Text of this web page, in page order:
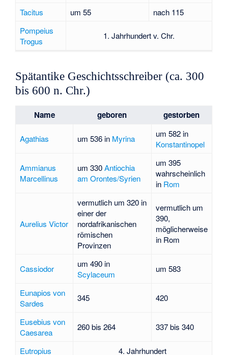
Tacitus
um 55
nach 115
Pompeius
Trogus
1. Jahrhundert v. Chr.
Spätantike Geschichtsschreiber (ca. 300
bis 600 n. Chr.)
Name geboren gestorben
Agathias um 536 in Myrina
um 582 in
Konstantinopel
Ammianus
Marcellinus
um 330Antiochia
am Orontes/Syrien
um 395
wahrscheinlich
in Rom
Aurelius Victor
vermutlich um 320 in
einer der
nordafrikanischen
römischen
Provinzen
vermutlich um
390,
möglicherweise
in Rom
Cassiodor
um 490 in
Scylaceum
um 583
Eunapios von
Sardes
345 420
Eusebius von
Caesarea
260 bis 264 337 bis 340
Eutropius 4. Jahrhundert